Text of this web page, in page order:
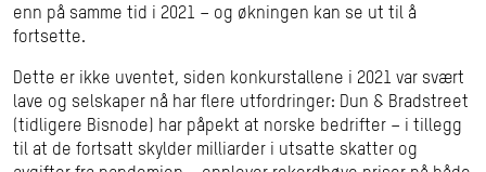
enn på samme tid i 2021 – og økningen kan se ut til å
fortsette.
Dette er ikke uventet, siden konkurstallene i 2021 var svært
lave og selskaper nå har flere utfordringer: Dun & Bradstreet
(tidligere Bisnode) har påpekt at norske bedrifter – i tillegg
til at de fortsatt skylder milliarder i utsatte skatter og